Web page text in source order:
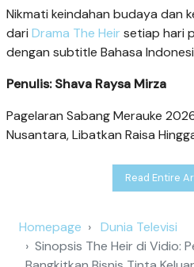
Nikmati keindahan budaya dan
dari Drama The Heirsetiap hari
dengan subtitle Bahasa
Penulis: Shava Raysa Mirza
Pagelaran Sabang Merauke
Nusantara, Libatkan Raisa
Read Entire
Homepage
Dunia Televisi
Sinopsis The Heir di Vidio: